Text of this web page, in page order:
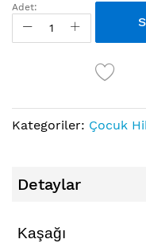
Adet:
Kategoriler: Çocuk
Detaylar
Kaşağı